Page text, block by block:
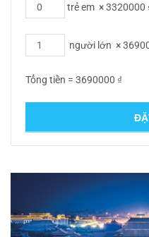
trẻ em ×3320000
người lớn ×
Tổng tiền = 3690000 ₫